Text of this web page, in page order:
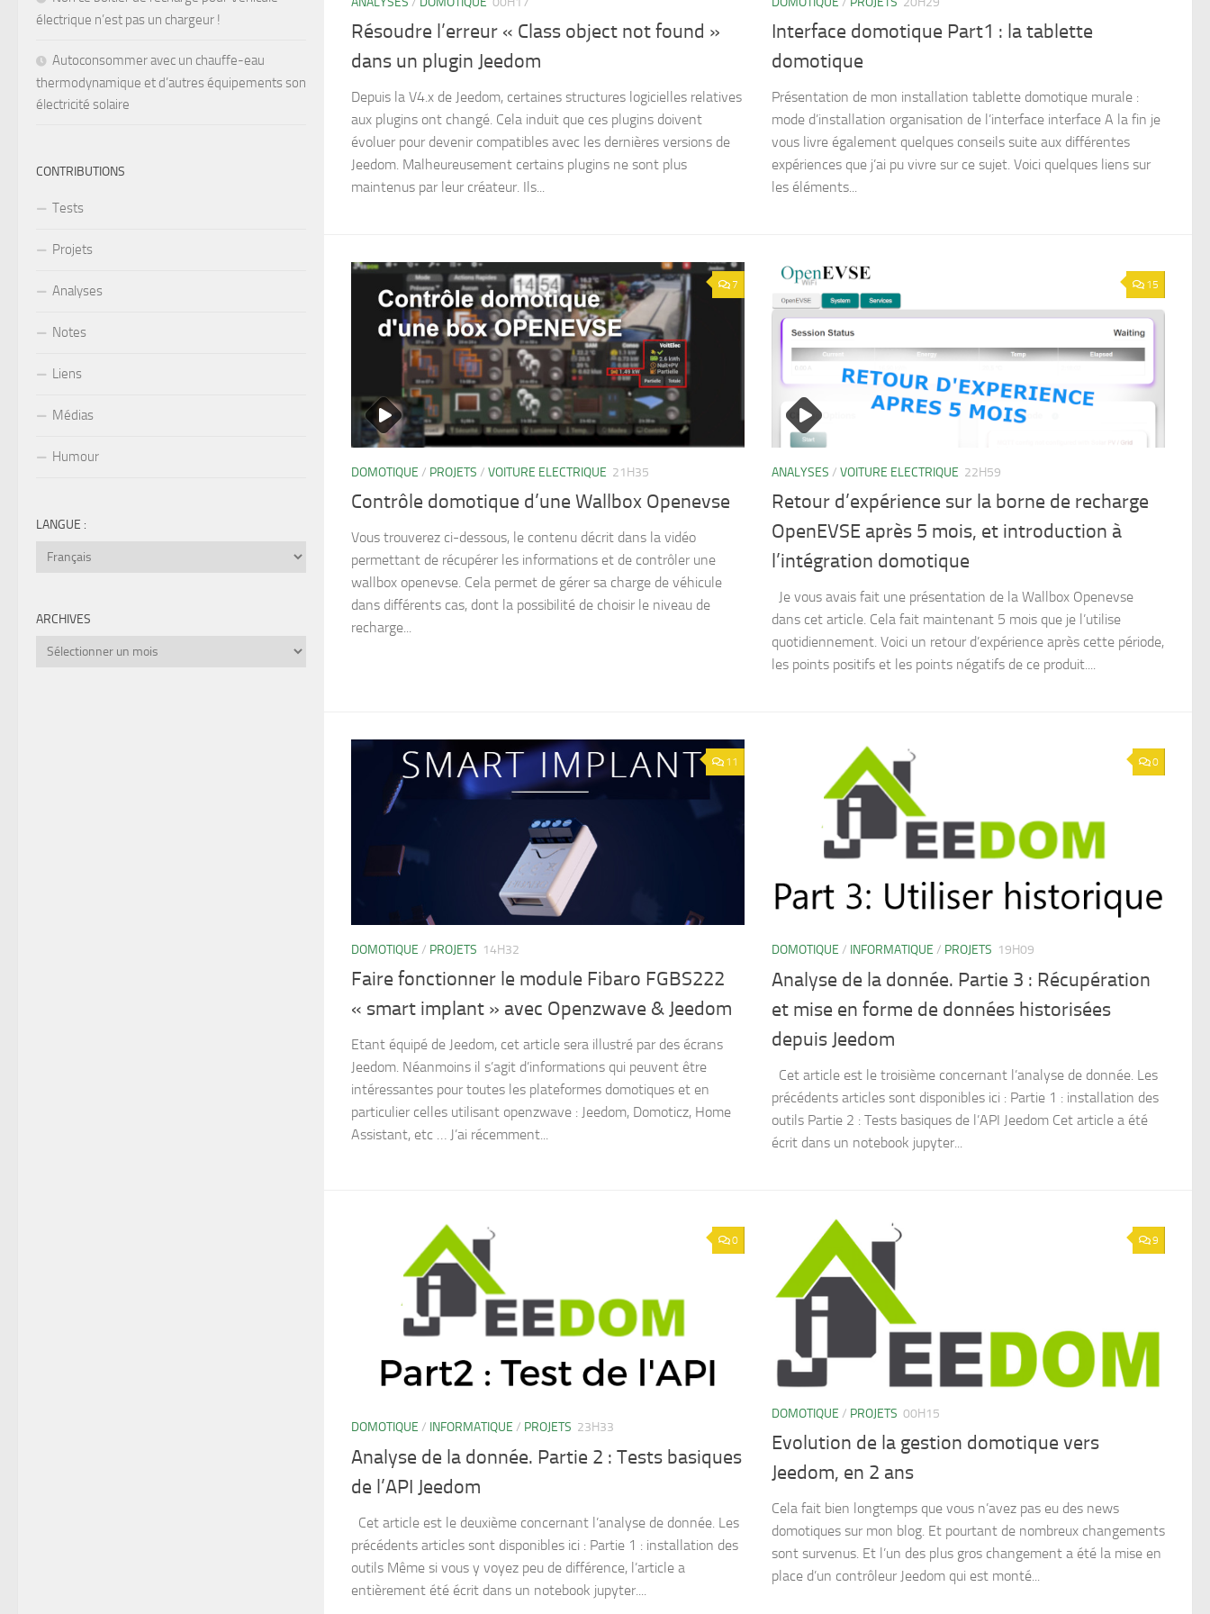
Résoudre l’erreur « Class object not found »
dans un plugin Jeedom
Depuis la V4.x de Jeedom, certaines structures logicielles relatives
aux plugins ont changé. Cela induit que ces plugins doivent
évoluer pour devenir compatibles avec les dernières versions de
Jeedom. Malheureusement certains plugins ne sont plus
maintenus par leur créateur. Ils...
Interface domotique Part1 : la tablette
domotique
Présentation de mon installation tablette domotique murale :
mode d’installation organisation de l’interface interface A la fin je
vous livre également quelques conseils suite aux différentes
expériences que j’ai pu vivre sur ce sujet. Voici quelques liens sur
les éléments...
7
DOMOTIQUE / PROJETS / VOITURE ELECTRIQUE 21H35
Contrôle domotique d’une Wallbox Openevse
Vous trouverez ci-dessous, le contenu décrit dans la vidéo
permettant de récupérer les informations et de contrôler une
wallbox openevse. Cela permet de gérer sa charge de véhicule
dans différents cas, dont la possibilité de choisir le niveau de
recharge...
15
ANALYSES / VOITURE ELECTRIQUE 22H59
Retour d’expérience sur la borne de recharge
OpenEVSE après 5 mois, et introduction à
l’intégration domotique
Je vous avais fait une présentation de la Wallbox Openevse
dans cet article. Cela fait maintenant 5 mois que je l’utilise
quotidiennement. Voici un retour d’expérience après cette période,
les points positifs et les points négatifs de ce produit....
11
DOMOTIQUE / PROJETS 14H32
Faire fonctionner le module Fibaro FGBS222
« smart implant » avec Openzwave & Jeedom
Etant équipé de Jeedom, cet article sera illustré par des écrans
Jeedom. Néanmoins il s’agit d’informations qui peuvent être
intéressantes pour toutes les plateformes domotiques et en
particulier celles utilisant openzwave : Jeedom, Domoticz, Home
Assistant, etc … J’ai récemment...
0
DOMOTIQUE / INFORMATIQUE / PROJETS 19H09
Analyse de la donnée. Partie 3 : Récupération
et mise en forme de données historisées
depuis Jeedom
Cet article est le troisième concernant l’analyse de donnée. Les
précédents articles sont disponibles ici : Partie 1 : installation des
outils Partie 2 : Tests basiques de l’API Jeedom Cet article a été
écrit dans un notebook jupyter...
0
DOMOTIQUE / INFORMATIQUE / PROJETS 23H33
Analyse de la donnée. Partie 2 : Tests basiques
de l’API Jeedom
Cet article est le deuxième concernant l’analyse de donnée. Les
précédents articles sont disponibles ici : Partie 1 : installation des
outils Même si vous y voyez peu de différence, l’article a
entièrement été écrit dans un notebook jupyter....
9
DOMOTIQUE / PROJETS 00H15
Evolution de la gestion domotique vers
Jeedom, en 2 ans
Cela fait bien longtemps que vous n’avez pas eu des news
domotiques sur mon blog. Et pourtant de nombreux changements
sont survenus. Et l’un des plus gros changement a été la mise en
place d’un contrôleur Jeedom qui est monté...
électrique n’est pas un chargeur !
Autoconsommer avec un chauffe-eau
thermodynamique et d’autres équipements son
électricité solaire
CONTRIBUTIONS
Tests
Projets
Analyses
Notes
Liens
Médias
Humour
LANGUE :
ARCHIVES
Archives